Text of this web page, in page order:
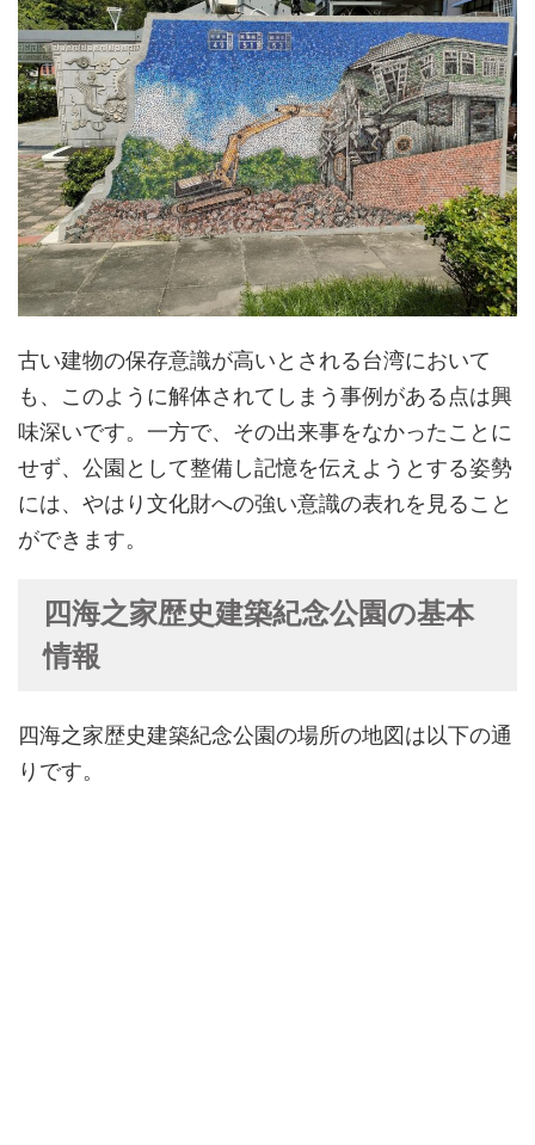
古い建物の保存意識が高いとされる台湾において
も、このように解体されてしまう事例がある点は興
味深いです。一方で、その出来事をなかったことに
せず、公園として整備し記憶を伝えようとする姿勢
には、やはり文化財への強い意識の表れを見ること
ができます。
四海之家歴史建築紀念公園の基本
情報
四海之家歴史建築紀念公園の場所の地図は以下の通
りです。